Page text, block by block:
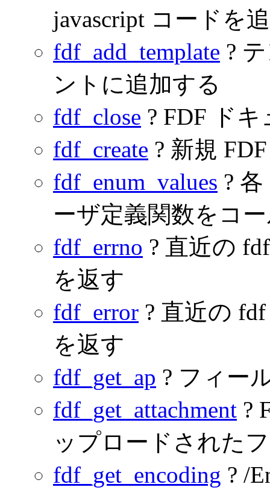
javascript コードを
fdf_add_template ?
ントに追加する
fdf_close ? FDF ド
fdf_create ? 新規
fdf_enum_values ?
ーザ定義関数をコ
fdf_errno ? 直近の
を返す
fdf_error ? 直近の
を返す
fdf_get_ap ? フィー
fdf_get_attachment ?
ップロードされた
fdf_get_encoding ? /